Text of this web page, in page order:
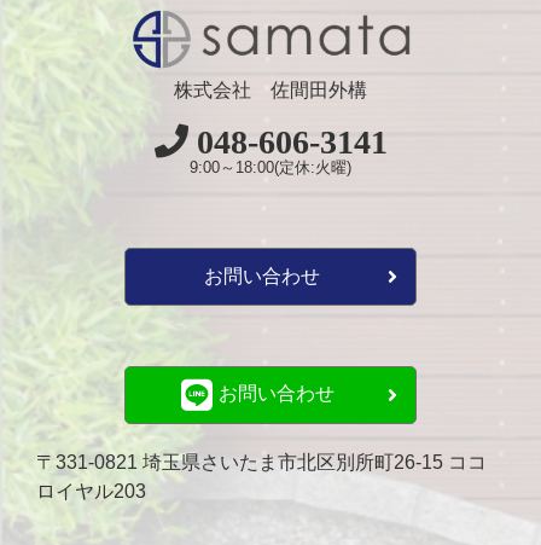
株式会社 佐間田外構
048-606-3141
9:00～18:00(定休:火曜)
お問い合わせ
お問い合わせ
〒331-0821 埼玉県さいたま市北区別所町26-15 ココ
ロイヤル203